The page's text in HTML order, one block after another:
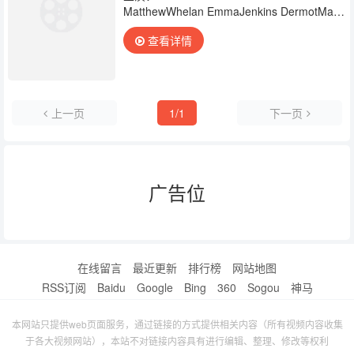
MatthewWhelan EmmaJenkins
罗·泰来克RogerGreg
查看详情
上一页 1/1 下一页
广告位
在线留言 最近更新 排行榜
网站地图
RSS订阅
Baidu Google Bing 360 Sogou 神马
本网站只提供web页面服务，通过链接的方式提供相关内容（所有视频内容收集
于各大视频网站），本站不对链接内容具有进行编辑、整理、修改等权利